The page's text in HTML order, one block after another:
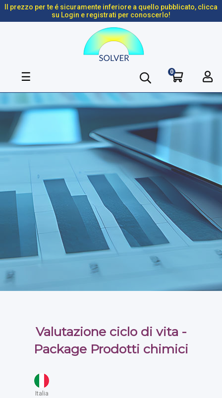
Il prezzo per te é sicuramente inferiore a quello pubblicato, clicca
su Login e registrati per conoscerlo!
navigazione
☰ 0
Valutazione ciclo di vita -
Package Prodotti chimici
Italia